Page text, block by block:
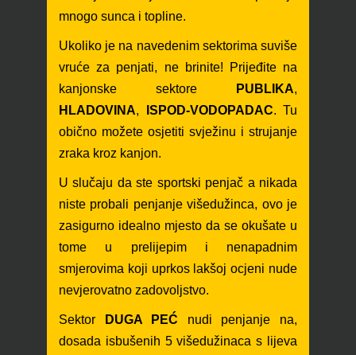
mnogo sunca i topline.
Ukoliko je na navedenim sektorima suviše
vruće za penjati, ne brinite! Prijeđite na
kanjonske sektore
PUBLIKA,
HLADOVINA, ISPOD-VODOPADAC. Tu
obično možete osjetiti svježinu i strujanje
zraka kroz kanjon.
U slučaju da ste sportski penjač a nikada
niste probali penjanje višedužinca, ovo je
zasigurno idealno mjesto da se okušate u
tome u prelijepim i nenapadnim
smjerovima koji uprkos lakšoj ocjeni nude
nevjerovatno zadovoljstvo.
Sektor DUGA PEĆ nudi penjanje na,
dosada isbušenih 5 višedužinacas lijeva